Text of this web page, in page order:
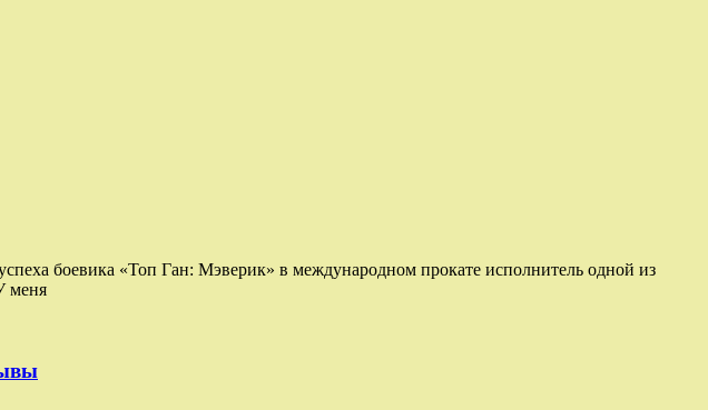
боевика «Топ Ган: Мэверик» в международном прокате исполнитель одной из
меня